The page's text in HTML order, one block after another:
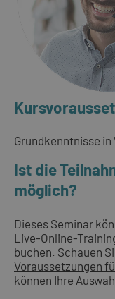
Grundkenntnisse in
Ist die
möglich?
Dieses Seminar
Live-Online-
buchen. Schauen
Voraussetzungen
können Ihre